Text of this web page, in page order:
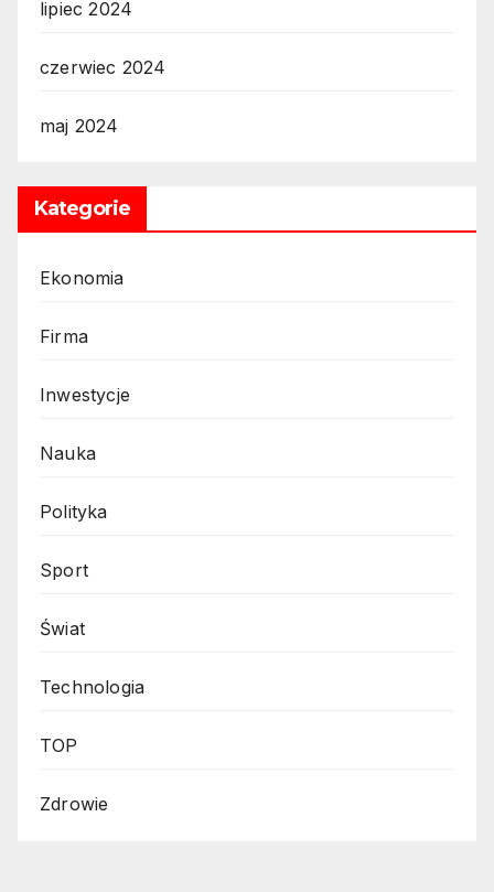
lipiec 2024
czerwiec 2024
maj 2024
Kategorie
Ekonomia
Firma
Inwestycje
Nauka
Polityka
Sport
Świat
Technologia
TOP
Zdrowie